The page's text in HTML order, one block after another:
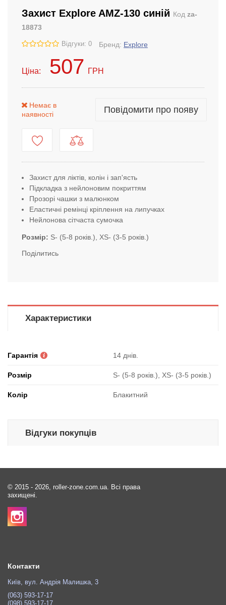
Захист Explore AMZ-130 синій Код za-
18873
Відгуки: 0 Бренд: Explore
Ціна: 507 ГРН
Немає в
наявності
Повідомити про появу
Захист для ліктів, колін і зап'ясть
Підкладка з нейлоновим покриттям
Прозорі чашки з малюнком
Еластичні ремінці кріплення на липучках
Нейлонова сітчаста сумочка
Розмір
S- (5-8 років.), XS- (3-5 років.)
Поділитись
Характеристики
Гарантія 14 днів.
Розмір S- (5-8 років.), XS- (3-5 років.)
Колір Блакитний
Відгуки покупців
© 2015 - 2026, roller-zone.com.ua. Всі права
захищені.
Контакти
Київ, вул. Андрія Малишка, 3
(063) 593-17-17
(098) 593-17-17